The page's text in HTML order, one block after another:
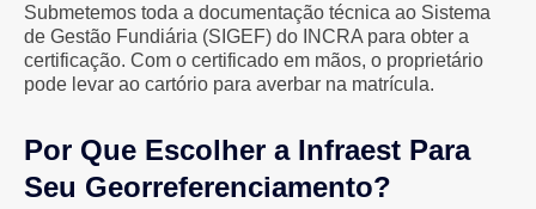
Submetemos toda a documentação técnica ao Sistema
de Gestão Fundiária (SIGEF) do INCRA para obter a
certificação. Com o certificado em mãos, o proprietário
pode levar ao cartório para averbar na matrícula.
Por Que Escolher a Infraest Para
Seu Georreferenciamento?